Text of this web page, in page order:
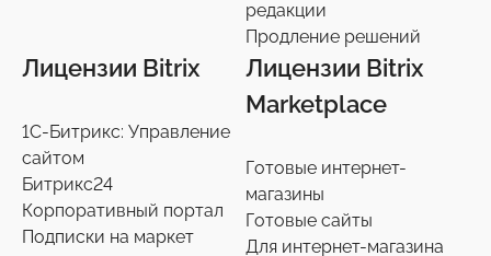
редакции
Продление решений
Лицензии Bitrix
1С-Битрикс: Управление
сайтом
Битрикс24
Корпоративный портал
Подписки на маркет
Лицензии Bitrix
Marketplace
Готовые интернет-
магазины
Готовые сайты
Для интернет-магазина